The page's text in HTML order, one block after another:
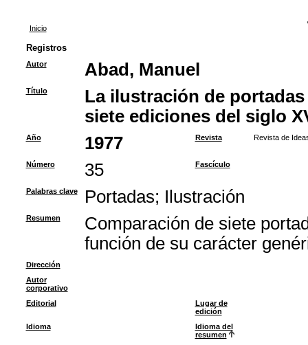
Inicio
Registros
Autor Abad, Manuel
Título
La ilustración de
siete ediciones del siglo
Año 1977 Revista Revista de
Número 35 Fascículo
Palabras clave Portadas; Ilustración
Resumen
Comparación de siete
función de su carácter
Dirección
Autor
corporativo
Editorial
Lugar de
edición
Idioma
Idioma del
resumen